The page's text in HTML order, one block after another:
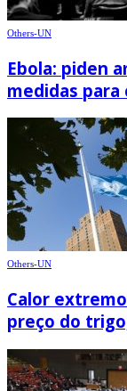
Others-UN
Ebola: piden
medidas
Others-UN
Calor
preço do